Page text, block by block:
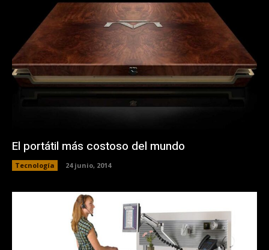
El portátil más costoso del mundo
Tecnología 24 junio, 2014